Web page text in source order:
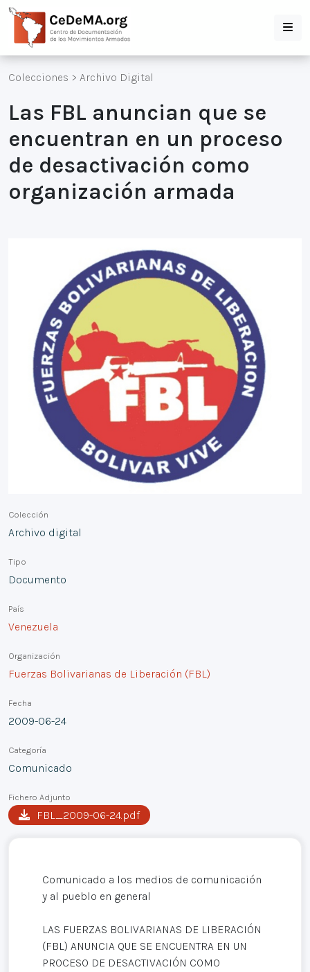
Colecciones > Archivo Digital
Las FBL anuncian que se
encuentran en un proceso
de desactivación como
organización armada
Colección
Archivo digital
Tipo
Documento
País
Venezuela
Organización
Fuerzas Bolivarianas de Liberación (FBL)
Fecha
2009-06-24
Categoría
Comunicado
Fichero Adjunto
FBL_2009-06-24.pdf
Comunicado a los medios de comunicación
y al pueblo en general
LAS FUERZAS BOLIVARIANAS DE LIBERACIÓN
(FBL) ANUNCIA QUE SE ENCUENTRA EN UN
PROCESO DE DESACTIVACIÓN COMO